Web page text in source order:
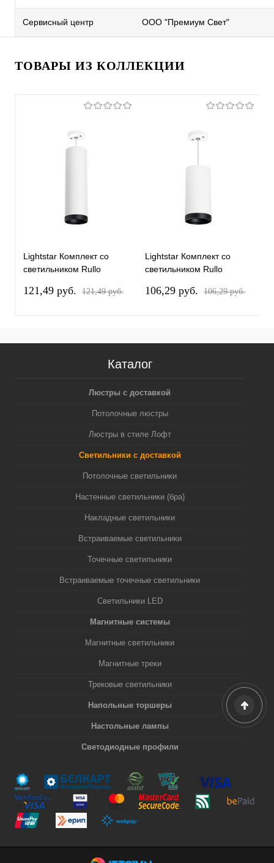
Сервисный центр ООО "Премиум Свет"
ТОВАРЫ ИЗ КОЛЛЕКЦИИ
Lightstar Комплект со
светильником Rullo
121,49 pуб. 121,49 pуб.
Lightstar Комплект со
светильником Rullo
106,29 pуб. 106,29 pуб.
Каталог
Люстры с доставкой
Потолочные люстры
Люстры в стиле Лофт
Светильники с доставкой
Потолочные светильники
Настенные светильники (бра)
Накладные светильники
Встраиваемые светильники
Точечные светильники
Встраиваемые точечные светильники
Светильники LED
Магнитные системы
Магнитные светильники
Магнитные треки
Трековые светильники
Напольные торшеры
Настольные лампы
Светодиодные профили